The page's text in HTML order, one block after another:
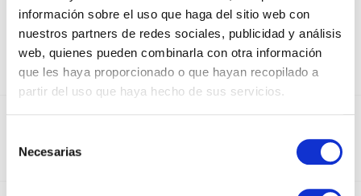
información sobre el uso que haga del sitio web con
nuestros partners de redes sociales, publicidad y análisis
web, quienes pueden combinarla con otra información
que les haya proporcionado o que hayan recopilado a
partir del uso que haya hecho de sus servicios.
Necesarias